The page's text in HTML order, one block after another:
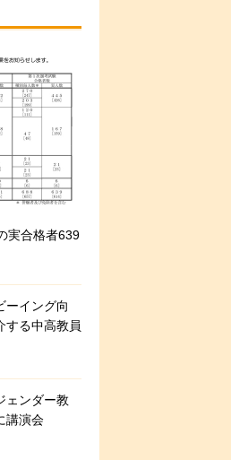
実合格者639
ーイング向
する中高教員
ェンダー教
講演会